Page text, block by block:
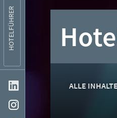
HOTELFÜHRER
ALLE INHALTE